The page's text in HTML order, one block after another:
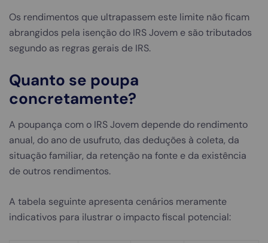
Os rendimentos que ultrapassem este limite não ficam
abrangidos pela isenção do IRS Jovem e são tributados
segundo as regras gerais de IRS.
Quanto se poupa
concretamente?
A poupança com o IRS Jovem depende do rendimento
anual, do ano de usufruto, das deduções à coleta, da
situação familiar, da retenção na fonte e da existência
de outros rendimentos.
A tabela seguinte apresenta cenários meramente
indicativos para ilustrar o impacto fiscal potencial: